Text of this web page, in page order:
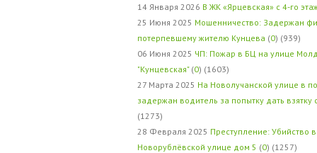
14 Января 2026 В ЖК «Ярцевская» с 4-го
25 Июня 2025 Мошенничество: Задержан
потерпевшему жителю Кунцева (0) (939)
06 Июня 2025 ЧП: Пожар в БЦ на улице
"Кунцевская" (0) (1603)
27 Марта 2025 На Новолучанской улице в
задержан водитель за попытку дать
(1273)
28 Февраля 2025 Преступление: Убийство
Новорублёвской улице дом 5 (0) (1257)